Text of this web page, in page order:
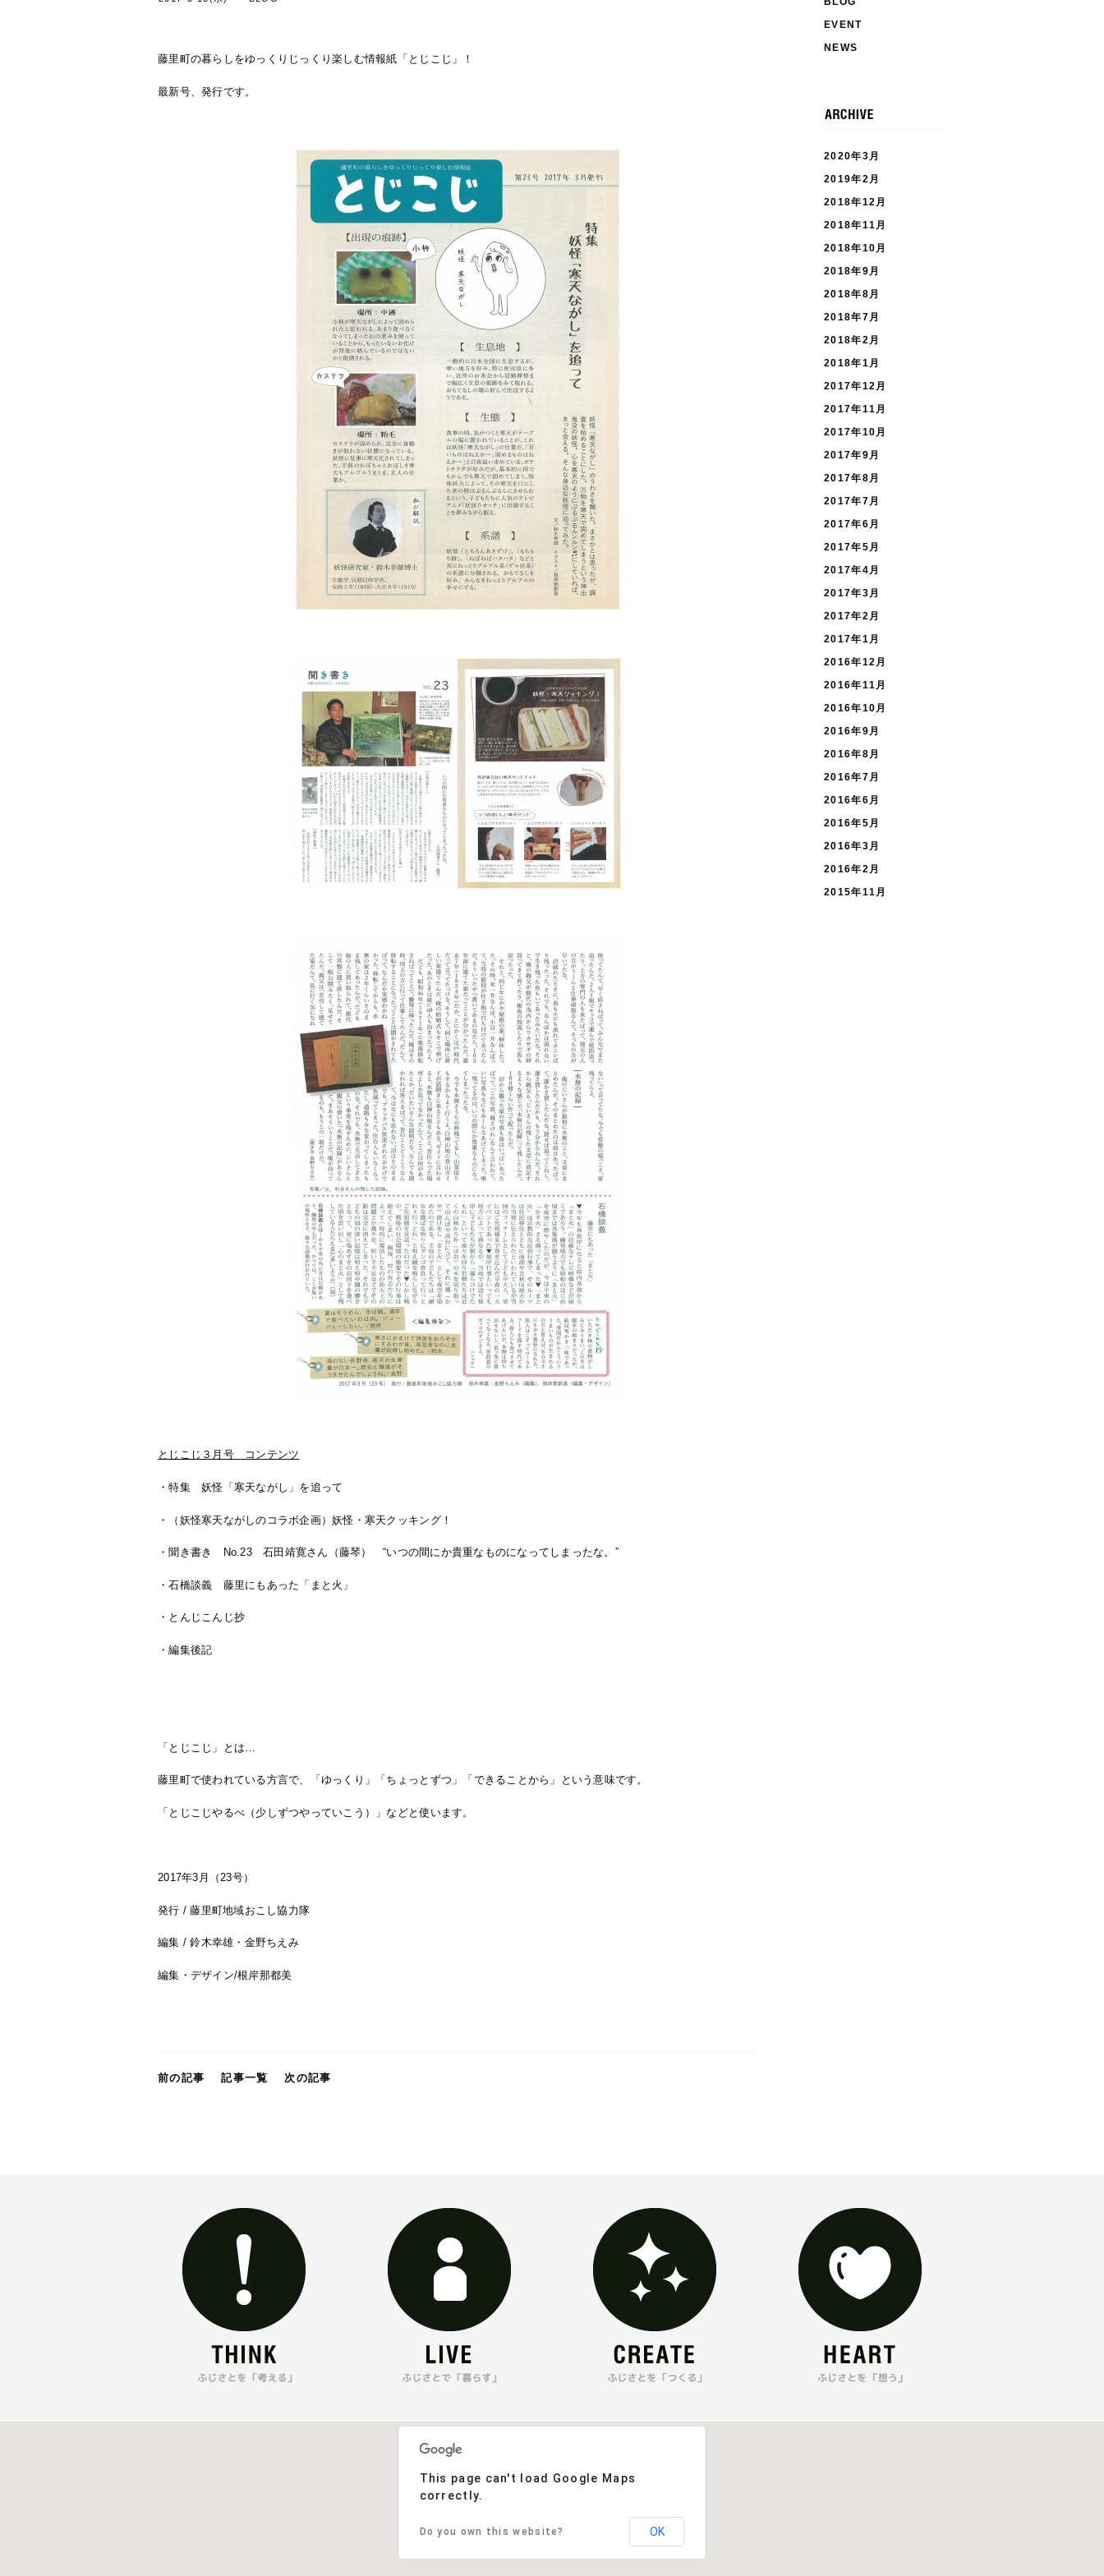
藤里町の暮らしをゆっくりじっくり楽しむ情報紙「とじこじ」！
最新号、発行です。
とじこじ３月号 コンテンツ
・特集 妖怪「寒天ながし」を追って
・（妖怪寒天ながしのコラボ企画）妖怪・寒天クッキング！
・聞き書き No.23 石田靖寛さん（藤琴） “いつの間にか貴重なものになってしまったな。”
・石橋談義 藤里にもあった「まと火」
・とんじこんじ抄
・編集後記
「とじこじ」とは…
藤里町で使われている方言で、「ゆっくり」「ちょっとずつ」「できることから」という意味です。
「とじこじやるべ（少しずつやっていこう）」などと使います。
2017年3月（23号）
発行 / 藤里町地域おこし協力隊
編集 / 鈴木幸雄・金野ちえみ
編集・デザイン/根岸那都美
前の記事 記事一覧 次の記事
EVENT
NEWS
2020年3月
2019年2月
2018年12月
2018年11月
2018年10月
2018年9月
2018年8月
2018年7月
2018年2月
2018年1月
2017年12月
2017年11月
2017年10月
2017年9月
2017年8月
2017年7月
2017年6月
2017年5月
2017年4月
2017年3月
2017年2月
2017年1月
2016年12月
2016年11月
2016年10月
2016年9月
2016年8月
2016年7月
2016年6月
2016年5月
2016年3月
2016年2月
2015年11月
This page can't load Google Maps
correctly.
Do you own this website? OK